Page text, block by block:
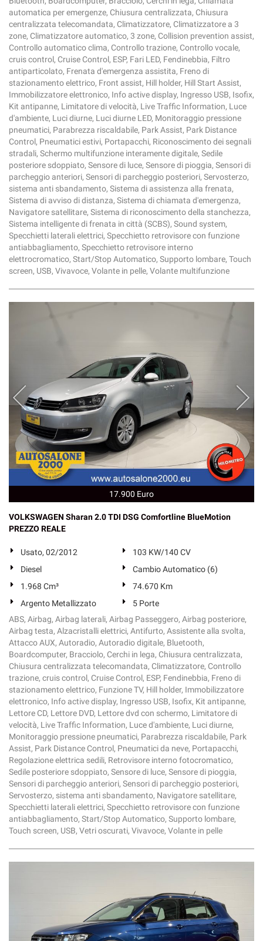
automatica per emergenze, Chiusura centralizzata, Chiusura
centralizzata telecomandata, Climatizzatore, Climatizzatore a 3
zone, Climatizzatore automatico, 3 zone, Collision prevention assist,
Controllo automatico clima, Controllo trazione, Controllo vocale,
cruis control, Cruise Control, ESP, Fari LED, Fendinebbia, Filtro
antiparticolato, Frenata d'emergenza assistita, Freno di
stazionamento elettrico, Front assist, Hill holder, Hill Start Assist,
Immobilizzatore elettronico, Info active display, Ingresso USB, Isofix,
Kit antipanne, Limitatore di velocità, Live Traffic Information, Luce
d'ambiente, Luci diurne, Luci diurne LED, Monitoraggio pressione
pneumatici, Parabrezza riscaldabile, Park Assist, Park Distance
Control, Pneumatici estivi, Portapacchi, Riconoscimento dei segnali
stradali, Schermo multifunzione interamente digitale, Sedile
posteriore sdoppiato, Sensore di luce, Sensore di pioggia, Sensori di
parcheggio anteriori, Sensori di parcheggio posteriori, Servosterzo,
sistema anti sbandamento, Sistema di assistenza alla frenata,
Sistema di avviso di distanza, Sistema di chiamata d'emergenza,
Navigatore satellitare, Sistema di riconoscimento della stanchezza,
Sistema intelligente di frenata in città (SCBS), Sound system,
Specchietti laterali elettrici, Specchietto retrovisore con funzione
antiabbagliamento, Specchietto retrovisore interno
elettrocromatico, Start/Stop Automatico, Supporto lombare, Touch
screen, USB, Vivavoce, Volante in pelle, Volante multifunzione
17.900 Euro
VOLKSWAGEN Sharan 2.0 TDI DSG Comfortline BlueMotion
PREZZO REALE
Usato, 02/2012
103 KW/140 CV
Diesel
Cambio Automatico (6)
1.968 Cm³
74.670 Km
Argento Metallizzato
5 Porte
ABS, Airbag, Airbag laterali, Airbag Passeggero, Airbag posteriore,
Airbag testa, Alzacristalli elettrici, Antifurto, Assistente alla svolta,
Attacco AUX, Autoradio, Autoradio digitale, Bluetooth,
Boardcomputer, Bracciolo, Cerchi in lega, Chiusura centralizzata,
Chiusura centralizzata telecomandata, Climatizzatore, Controllo
trazione, cruis control, Cruise Control, ESP, Fendinebbia, Freno di
stazionamento elettrico, Funzione TV, Hill holder, Immobilizzatore
elettronico, Info active display, Ingresso USB, Isofix, Kit antipanne,
Lettore CD, Lettore DVD, Lettore dvd con schermo, Limitatore di
velocità, Live Traffic Information, Luce d'ambiente, Luci diurne,
Monitoraggio pressione pneumatici, Parabrezza riscaldabile, Park
Assist, Park Distance Control, Pneumatici da neve, Portapacchi,
Regolazione elettrica sedili, Retrovisore interno fotocromatico,
Sedile posteriore sdoppiato, Sensore di luce, Sensore di pioggia,
Sensori di parcheggio anteriori, Sensori di parcheggio posteriori,
Servosterzo, sistema anti sbandamento, Navigatore satellitare,
Specchietti laterali elettrici, Specchietto retrovisore con funzione
antiabbagliamento, Start/Stop Automatico, Supporto lombare,
Touch screen, USB, Vetri oscurati, Vivavoce, Volante in pelle